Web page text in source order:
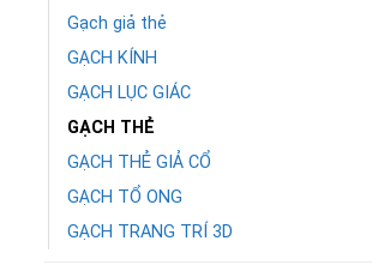
Gạch giả thẻ
GẠCH KÍNH
GẠCH LỤC GIÁC
GẠCH THẺ
GẠCH THẺ GIẢ CỔ
GẠCH TỔ ONG
GẠCH TRANG TRÍ 3D